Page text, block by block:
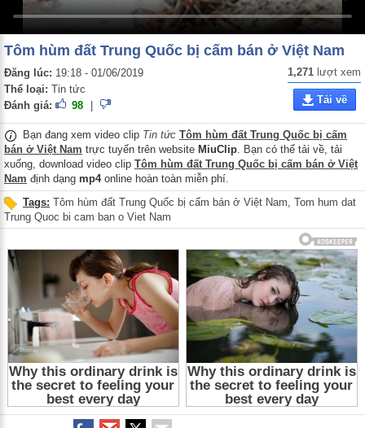
Tôm hùm đất Trung Quốc bị cấm bán ở Việt Nam
Đăng lúc: 19:18 - 01/06/2019
Thể loại: Tin tức
Đánh giá:
98
1,271 lượt xem
Tải về
Bạn đang xem video clip Tin tức Tôm hùm đất Trung Quốc bị cấm
bán ở Việt Nam trực tuyến trên website MiuClip. Bạn có thể tải về, tải
xuống, download video clip Tôm hùm đất Trung Quốc bị cấm bán ở Việt
Nam định dạng mp4online hoàn toàn miễn phí.
Tags: Tôm hùm đất Trung Quốc bị cấm bán ở Việt Nam, Tom hum dat
Trung Quoc bi cam ban o Viet Nam